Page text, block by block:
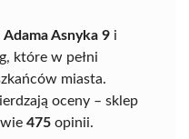
Adama Asnyka 9 i
które w pełni
miasta.
oceny – sklep
475 opinii.